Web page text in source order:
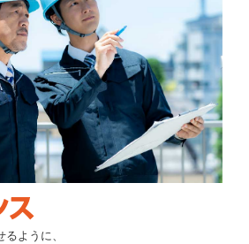
ように、